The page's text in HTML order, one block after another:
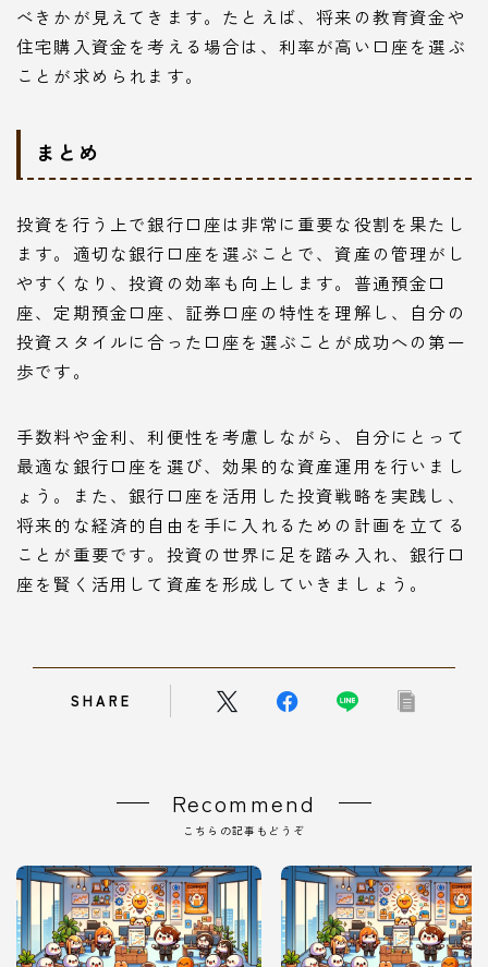
べきかが見えてきます。たとえば、将来の教育資金や
住宅購入資金を考える場合は、利率が高い口座を選ぶ
ことが求められます。
まとめ
投資を行う上で銀行口座は非常に重要な役割を果たし
ます。適切な銀行口座を選ぶことで、資産の管理がし
やすくなり、投資の効率も向上します。普通預金口
座、定期預金口座、証券口座の特性を理解し、自分の
投資スタイルに合った口座を選ぶことが成功への第一
歩です。
手数料や金利、利便性を考慮しながら、自分にとって
最適な銀行口座を選び、効果的な資産運用を行いまし
ょう。また、銀行口座を活用した投資戦略を実践し、
将来的な経済的自由を手に入れるための計画を立てる
ことが重要です。投資の世界に足を踏み入れ、銀行口
座を賢く活用して資産を形成していきましょう。
SHARE
Recommend
こちらの記事もどうぞ